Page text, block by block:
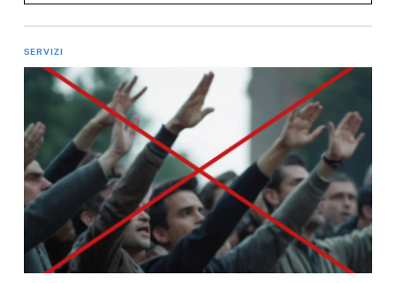
SERVIZI